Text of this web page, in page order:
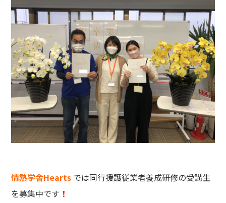
情熱学舎Hearts では同行援護従業者養成研修の受講生
を募集中です ！